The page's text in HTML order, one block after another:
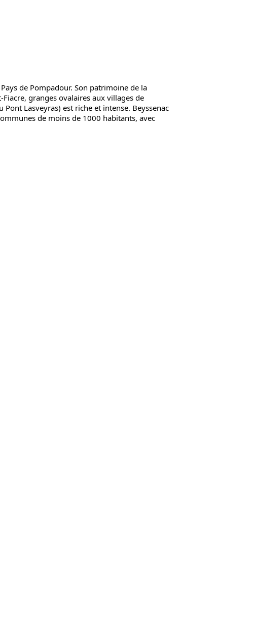
de Pompadour. Son patrimoine de la
granges ovalaires aux villages de
Lasveyras) est riche et intense. Beyssenac
de moins de 1000 habitants, avec